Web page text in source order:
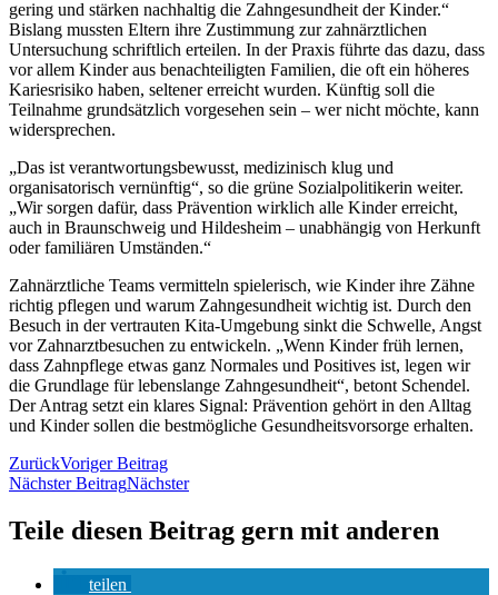
gering und stärken nachhaltig die Zahngesundheit der Kinder.“
Bislang mussten Eltern ihre Zustimmung zur zahnärztlichen
Untersuchung schriftlich erteilen. In der Praxis führte das dazu, dass
vor allem Kinder aus benachteiligten Familien, die oft ein höheres
Kariesrisiko haben, seltener erreicht wurden. Künftig soll die
Teilnahme grundsätzlich vorgesehen sein – wer nicht möchte, kann
widersprechen.
„Das ist verantwortungsbewusst, medizinisch klug und
organisatorisch vernünftig“, so die grüne Sozialpolitikerin weiter.
„Wir sorgen dafür, dass Prävention wirklich alle Kinder erreicht,
auch in Braunschweig und Hildesheim – unabhängig von Herkunft
oder familiären Umständen.“
Zahnärztliche Teams vermitteln spielerisch, wie Kinder ihre Zähne
richtig pflegen und warum Zahngesundheit wichtig ist. Durch den
Besuch in der vertrauten Kita-Umgebung sinkt die Schwelle, Angst
vor Zahnarztbesuchen zu entwickeln. „Wenn Kinder früh lernen,
dass Zahnpflege etwas ganz Normales und Positives ist, legen wir
die Grundlage für lebenslange Zahngesundheit“, betont Schendel.
Der Antrag setzt ein klares Signal: Prävention gehört in den Alltag
und Kinder sollen die bestmögliche Gesundheitsvorsorge erhalten.
ZurückVoriger Beitrag
Nächster BeitragNächster
Teile diesen Beitrag gern mit anderen
teilen